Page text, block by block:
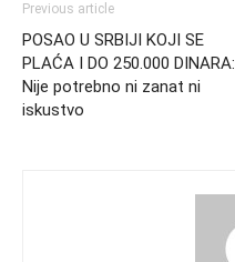
Previous article
POSAO U SRBIJI KOJI SE
PLAĆA I DO 250.000 DINARA:
Nije potrebno ni zanat ni
iskustvo